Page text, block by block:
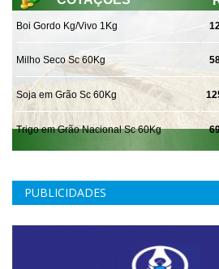
PUBLICIDADES